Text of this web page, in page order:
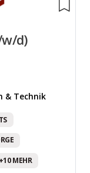
d)
& Technik
MEHR